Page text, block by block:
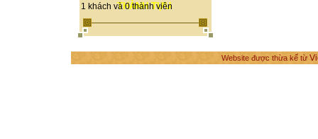
THÀNH TỰU
1 khách và 0 thành viên
Website được thừa kế từ